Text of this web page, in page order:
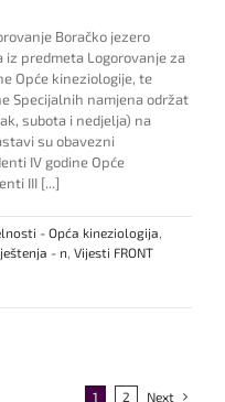
Boračko jezero
iz predmeta Logorovanje za
Opće kineziologije, te
Specijalnih namjena održat
subota i nedjelja) na
su obavezni
IV godine Opće
III [...]
- Opća kineziologija
- n Vijesti FRONT
1 2 Next